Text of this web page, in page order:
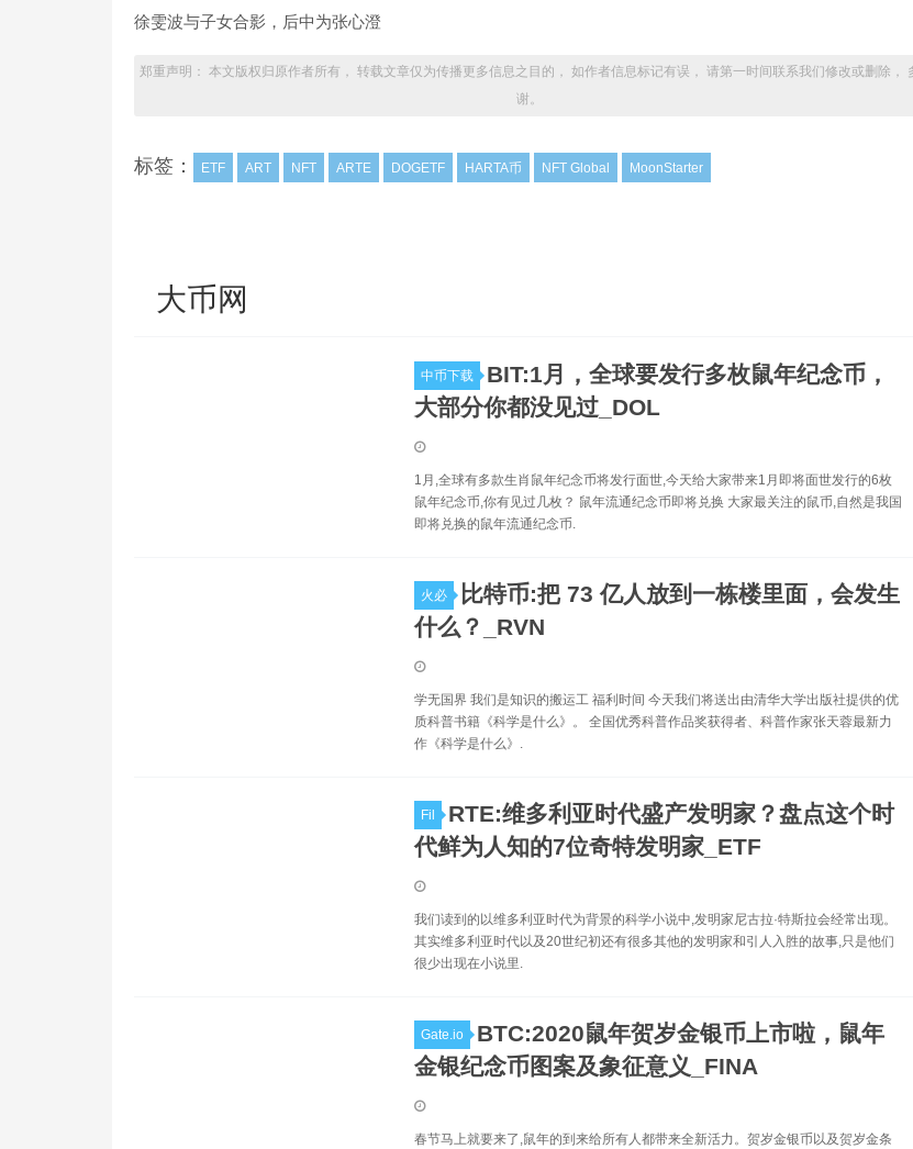
徐雯波与子女合影，后中为张心澄
郑重声明： 本文版权归原作者所有， 转载文章仅为传播更多信息之目的， 如作者信息标记有误， 请第一时间联系我们修改或删除，
谢。
标签： ETF ART NFT ARTE DOGETF HARTA币 NFT Global MoonStarter
大币网
中币下载
BIT:1月，全球要发行多枚鼠年纪念币，
大部分你都没见过_DOL
1月,全球有多款生肖鼠年纪念币将发行面世,今天给大家带来1月即将面世发行的6枚
鼠年纪念币,你有见过几枚？ 鼠年流通纪念币即将兑换 大家最关注的鼠币,自然是我国
即将兑换的鼠年流通纪念币.
火必
比特币:把 73 亿人放到一栋楼里面，会发生
什么？_RVN
学无国界 我们是知识的搬运工 福利时间 今天我们将送出由清华大学出版社提供的优
质科普书籍《科学是什么》。 全国优秀科普作品奖获得者、科普作家张天蓉最新力
作《科学是什么》.
Fil
RTE:维多利亚时代盛产发明家？盘点这个时
代鲜为人知的7位奇特发明家_ETF
我们读到的以维多利亚时代为背景的科学小说中,发明家尼古拉·特斯拉会经常出现。
其实维多利亚时代以及20世纪初还有很多其他的发明家和引人入胜的故事,只是他们
很少出现在小说里.
Gate.io
BTC:2020鼠年贺岁金银币上市啦，鼠年
金银纪念币图案及象征意义_FINA
春节马上就要来了,鼠年的到来给所有人都带来全新活力。贺岁金银币以及贺岁金条